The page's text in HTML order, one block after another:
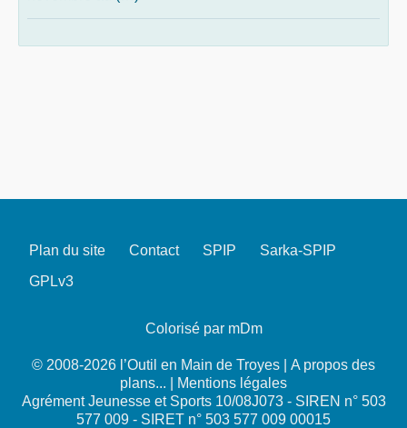
Plan du site Contact SPIP
Sarka-SPIP
GPLv3
Colorisé par mDm
© 2008-2026 l’Outil en Main de Troyes | A propos des
plans...
Mentions légales
Agrément Jeunesse et Sports 10/08J073 - SIREN n° 503
577 009 - SIRET n° 503 577 009 00015